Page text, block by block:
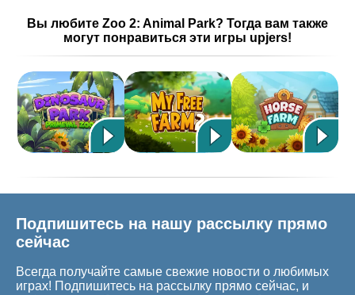
Вы любите Zoo 2: Animal Park? Тогда вам также
могут понравиться эти игры upjers!
Подпишитесь на нашу рассылку прямо
сейчас
Всегда получайте самые свежие новости о любимых
играх! Подпишитесь на рассылку прямо сейчас, и